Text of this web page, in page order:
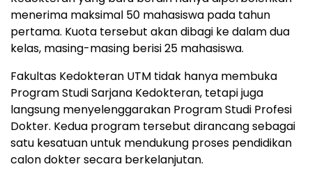
menerima maksimal 50 mahasiswa pada tahun
pertama. Kuota tersebut akan dibagi ke dalam dua
kelas, masing-masing berisi 25 mahasiswa.
Fakultas Kedokteran UTM tidak hanya membuka
Program Studi Sarjana Kedokteran, tetapi juga
langsung menyelenggarakan Program Studi Profesi
Dokter. Kedua program tersebut dirancang sebagai
satu kesatuan untuk mendukung proses pendidikan
calon dokter secara berkelanjutan.